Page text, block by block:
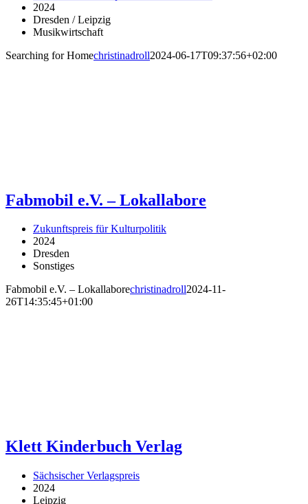
2024
Dresden / Leipzig
Musikwirtschaft
Searching for Homechristinadroll2024-06-17T09:37:56+02:00
Fabmobil e.V. – Lokallabore
Zukunftspreis für Kulturpolitik
2024
Dresden
Sonstiges
Fabmobil e.V. – Lokallaborechristinadroll2024-11-
26T14:35:45+01:00
Klett Kinderbuch Verlag
Sächsischer Verlagspreis
2024
Leipzig